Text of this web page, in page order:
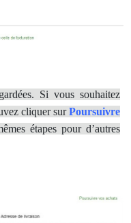
Si vous souhaitez
cliquer surPoursuivre
étapes pour d’autres